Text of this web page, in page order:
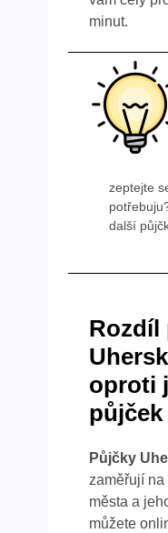
minut.
zeptejte
další
Rozdíl
oproti
půjček
Půjčky
zaměřují
města a
můžete